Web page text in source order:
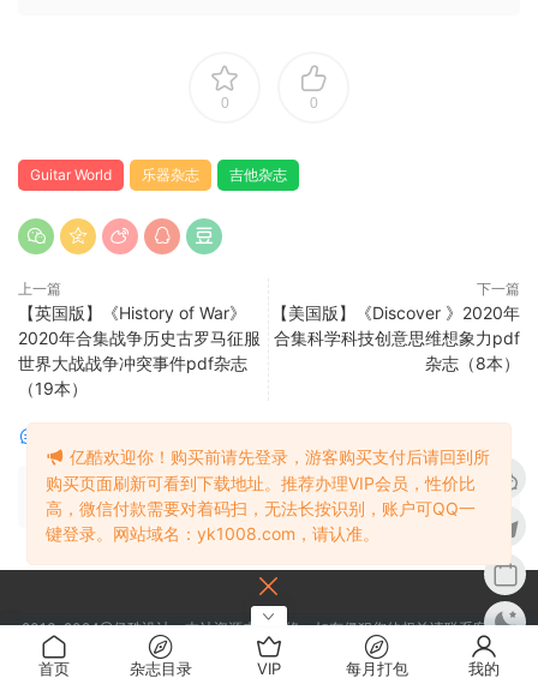
0 0
Guitar World 乐器杂志 吉他杂志
上一篇
【英国版】《History of War》
2020年合集战争历史古罗马征服
世界大战战争冲突事件pdf杂志
（19本）
下一篇
【美国版】《Discover 》2020年
合集科学科技创意思维想象力pdf
杂志（8本）
请先登录
2013-2024@亿酷设计，本站资源来源网络，如有侵犯您的权益请联系客服，
我们将会核实后进行处理谢谢。
首页 杂志目录 VIP 每月打包 我的
我的
亿酷欢迎你！购买前请先登录，游客购买支付后请回到所
购买页面刷新可看到下载地址。推荐办理VIP会员，性价比
高，微信付款需要对着码扫，无法长按识别，账户可QQ一
键登录。网站域名：yk1008.com，请认准。